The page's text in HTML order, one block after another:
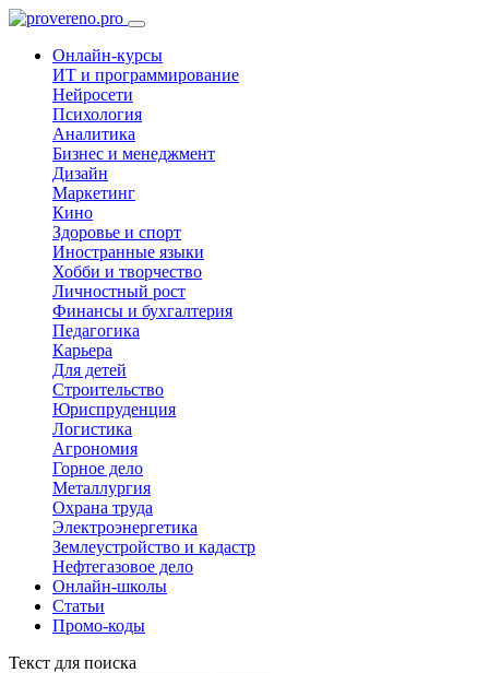
Онлайн-курсы
ИТ и программирование
Нейросети
Психология
Аналитика
Бизнес и менеджмент
Дизайн
Маркетинг
Кино
Здоровье и спорт
Иностранные языки
Хобби и творчество
Личностный рост
Финансы и бухгалтерия
Педагогика
Карьера
Для детей
Строительство
Юриспруденция
Логистика
Агрономия
Горное дело
Металлургия
Охрана труда
Электроэнергетика
Землеустройство и кадастр
Нефтегазовое дело
Онлайн-школы
Статьи
Промо-коды
Текст для поиска